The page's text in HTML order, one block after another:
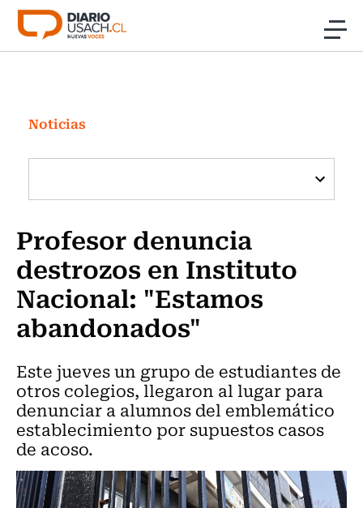
Click acá para ir directamente al contenido
Investigación
Cultura
Programas Radio y TV Usach
Noticias
Profesor denuncia
destrozos en Instituto
Nacional: "Estamos
abandonados"
Este jueves un grupo de estudiantes de
otros colegios, llegaron al lugar para
denunciar a alumnos del emblemático
establecimiento por supuestos casos
de acoso.